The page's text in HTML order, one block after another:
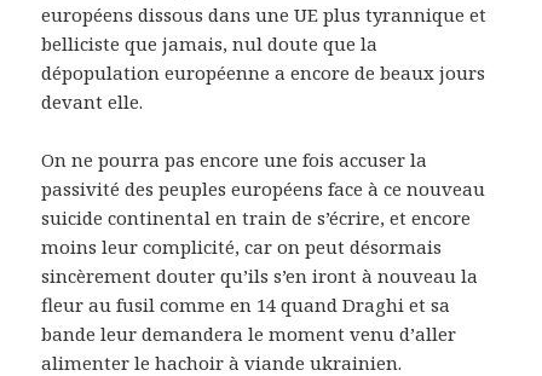
européens dissous dans une UE plus tyrannique et
belliciste que jamais, nul doute que la
dépopulation européenne a encore de beaux jours
devant elle.
On ne pourra pas encore une fois accuser la
passivité des peuples européens face à ce nouveau
suicide continental en train de s’écrire, et encore
moins leur complicité, car on peut désormais
sincèrement douter qu’ils s’en iront à nouveau la
fleur au fusil comme en 14 quand Draghi et sa
bande leur demandera le moment venu d’aller
alimenter le hachoir à viande ukrainien.